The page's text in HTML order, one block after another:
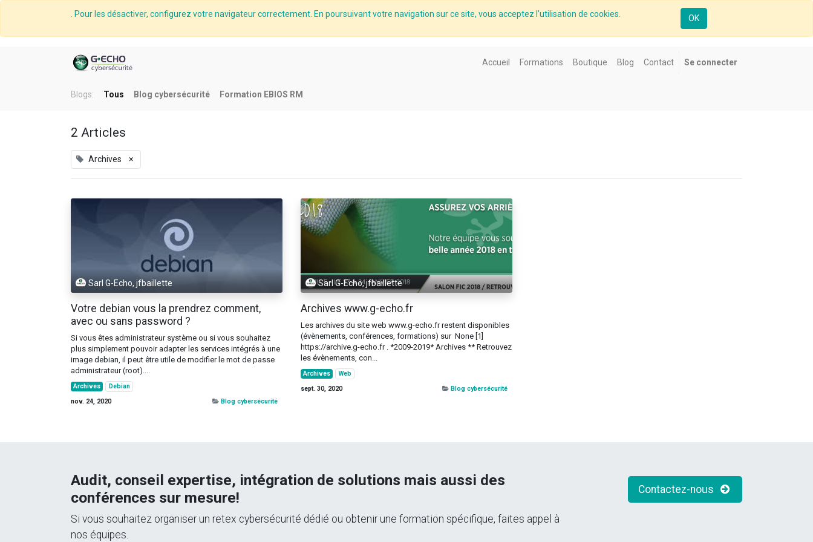
. Pour les désactiver, configurez votre navigateur correctement. En poursuivant votre navigation sur ce site, vous acceptez l’utilisation de cookies. OK
Accueil Formations Boutique Blog Contact Se connecter
Blogs: Tous Blog cybersécurité Formation EBIOS RM
2 Articles
Archives ×
Sarl G-Echo, jfbaillette
Votre debian vous la prendrez comment,
avec ou sans password ?
Si vous êtes administrateur système ou si vous souhaitez
plus simplement pouvoir adapter les services intégrés à une
image debian, il peut être utile de modifier le mot de passe
administrateur (root)....
Archives
Debian
nov. 24, 2020
Blog cybersécurité
Sarl G-Echo, jfbaillette
Archives www.g-echo.fr
Les archives du site web www.g-echo.fr restent disponibles
(évènements, conférences, formations) sur None [1]
https://archive.g-echo.fr . *2009-2019* Archives ** Retrouvez
les évènements, con...
Archives
Web
sept. 30, 2020
Blog cybersécurité
Audit, conseil expertise, intégration de solutions mais aussi des
conférences sur mesure!
Si vous souhaitez organiser un retex cybersécurité dédié ou obtenir une formation spécifique, faites appel à
nos équipes.
Contactez-nous